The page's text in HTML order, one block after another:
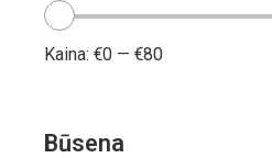
Kaina: €0 — €80
Būsena